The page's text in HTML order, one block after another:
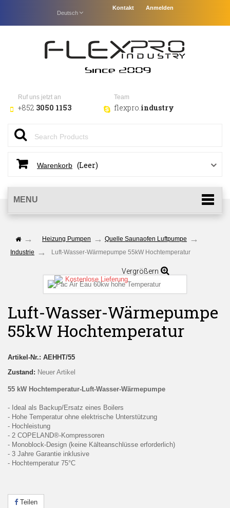
Anmelden
Deutsch
Kontakt
Ruf uns jetzt an
+852 3050 1153
Team
flexpro.industry
Warenkorb (Leer)
MENU
Heizung Pumpen
Quelle Saunaofen Luftpumpe
Industrie
Luft-Wasser-Wärmepumpe 55kW Hochtemperatur
Vergrößern
Kostenlose Lieferung
Luft-Wasser-Wärmepumpe
55kW Hochtemperatur
Artikel-Nr.: AEHHT/55
Zustand: Neuer Artikel
55 kW Hochtemperatur-Luft-Wasser-Wärmepumpe
- Ideal als Backup/Ersatz eines Boilers
- Hohe Temperatur ohne elektrische Unterstützung
- Hochleistung
- 2 COPELAND®-Kompressoren
- Monoblock-Design (keine Kälteanschlüsse erforderlich)
- 3 Jahre Garantie inklusive
- Hochtemperatur 75°C
Teilen